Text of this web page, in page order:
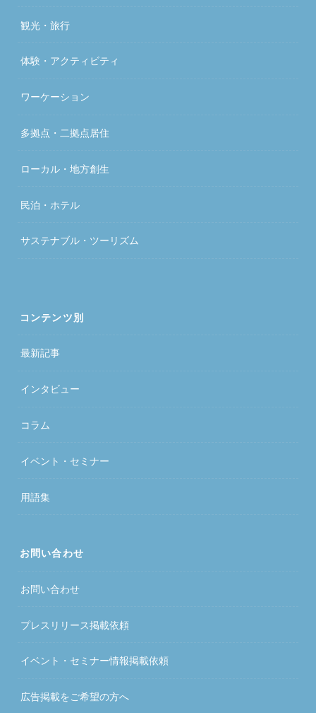
観光・旅行
体験・アクティビティ
ワーケーション
多拠点・二拠点居住
ローカル・地方創生
民泊・ホテル
サステナブル・ツーリズム
コンテンツ別
最新記事
インタビュー
コラム
イベント・セミナー
用語集
お問い合わせ
お問い合わせ
プレスリリース掲載依頼
イベント・セミナー情報掲載依頼
広告掲載をご希望の方へ